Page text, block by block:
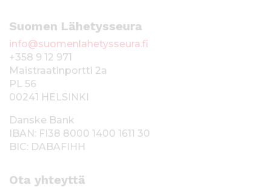
Suomen Lähetysseura
info@suomenlahetysseura.fi
+358 9 12 971
Maistraatinportti 2a
PL 56
00241 HELSINKI
Danske Bank
IBAN: FI38 8000 1400 1611 30
BIC: DABAFIHH
Ota yhteyttä